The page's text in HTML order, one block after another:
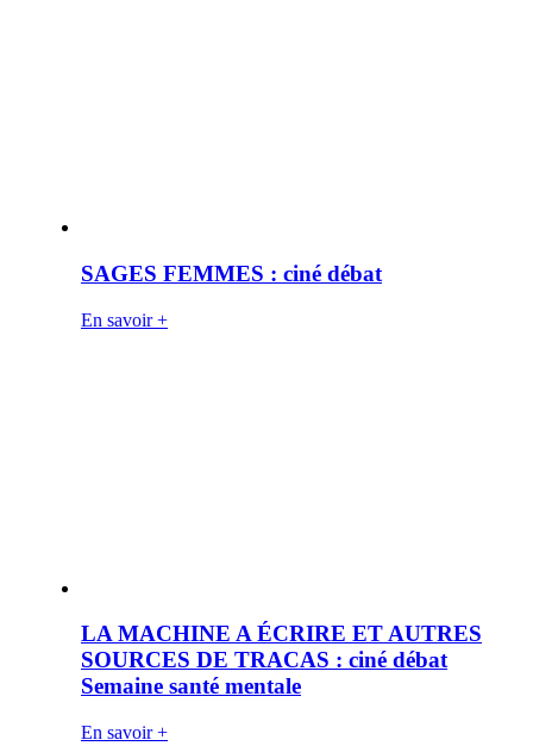
SAGES FEMMES : ciné débat
En savoir +
LA MACHINE A ÉCRIRE ET AUTRES
SOURCES DE TRACAS : ciné débat
Semaine santé mentale
En savoir +